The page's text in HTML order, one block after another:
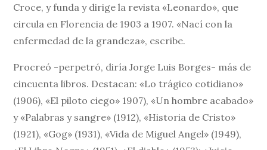
Croce, y funda y dirige la revista «Leonardo», que
circula en Florencia de 1903 a 1907. «Nací con la
enfermedad de la grandeza», escribe.
Procreó -perpetró, diría Jorge Luis Borges- más de
cincuenta libros. Destacan: «Lo trágico cotidiano»
(1906), «El piloto ciego» 1907), «Un hombre acabado»
y «Palabras y sangre» (1912), «Historia de Cristo»
(1921), «Gog» (1931), «Vida de Miguel Angel» (1949),